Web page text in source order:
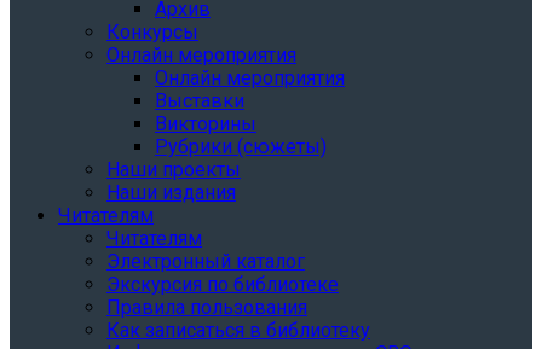
Архив
Конкурсы
Онлайн мероприятия
Онлайн мероприятия
Выставки
Викторины
Рубрики (сюжеты)
Наши проекты
Наши издания
Читателям
Читателям
Электронный каталог
Экскурсия по библиотеке
Правила пользования
Как записаться в библиотеку